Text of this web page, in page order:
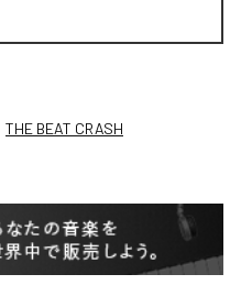
THE BEAT CRASH